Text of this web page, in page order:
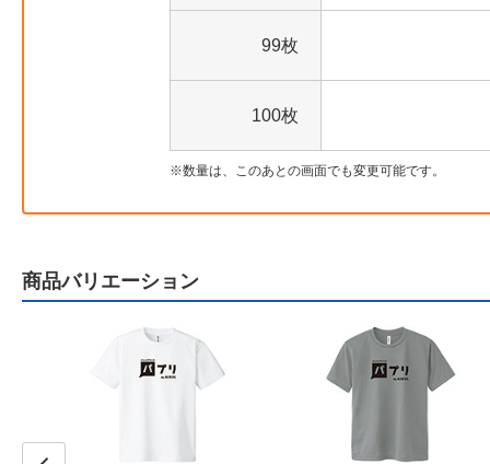
99枚
100枚
数量は、このあとの画面でも変更可能です。
商品バリエーション